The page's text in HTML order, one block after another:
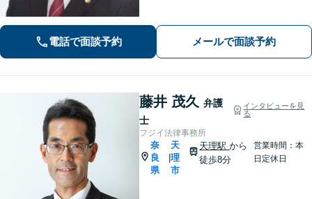
ます。【土日・夜間相談に対応】
電話で面談予約 メールで面談予約
藤井 茂久 弁護
士
インタビューを見
る
フジイ法律事務所
奈
良
県
天
理
市
天理駅から
徒歩8分
営業時間：本
日定休日